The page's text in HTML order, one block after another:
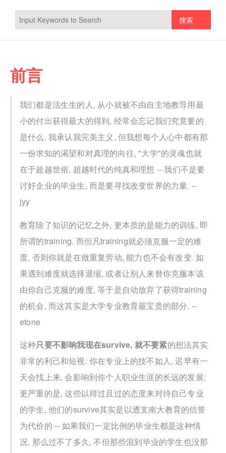
搜索
前言
我们都是活生生的人, 从小就被不由自主地教导用最
小的付出获得最大的得到, 经常会忘记我们究竟要的
是什么. 我承认我完美主义, 但我想每个人心中都有那
一份求知的渴望和对真理的向往, "大学"的灵魂也就
在于超越世俗, 超越时代的纯真和理想 -- 我们不是要
讨好企业的毕业生, 而是要寻找改变世界的力量. --
jyy
教育除了知识的记忆之外, 更本质的是能力的训练, 即
所谓的training. 而但凡training就必须克服一定的难
度, 否则你就是在做重复劳动, 能力也不会有改变. 如
果遇到难度就选择退缩, 或者让别人来替你克服本该
由你自己克服的难度, 等于是自动放弃了获得training
的机会, 而这其实是大学专业教育最宝贵的部分. --
etone
这种只要不影响我现在survive, 就不要紧的想法其实
非常的利己和短视: 你在专业上的技不如人, 迟早有一
天会找上来, 会影响到你个人职业生涯的长远的发展;
更严重的是, 这些以得过且过的态度来对待自己专业
的学生, 他们的survive其实是以透支南大教育的信誉
为代价的 -- 如果我们一定比例的毕业生都是这种情
况, 那么过不了多久, 不但那些混到毕业的学生也没那